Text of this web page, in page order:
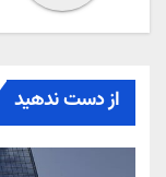
از دست ندهید